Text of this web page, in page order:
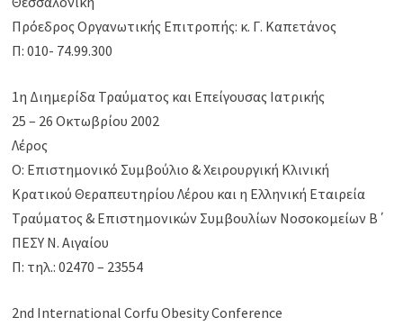
Πρόεδρος Οργανωτικής Επιτροπής: κ. Γ. Καπετάνος
Π: 010- 74.99.300
1η Διημερίδα Τραύματος και Επείγουσας Ιατρικής
25 – 26 Οκτωβρίου 2002
Λέρος
Ο: Επιστημονικό Συμβούλιο & Χειρουργική Κλινική
Κρατικού Θεραπευτηρίου Λέρου και η Ελληνική Εταιρεία
Τραύματος & Επιστημονικών Συμβουλίων Νοσοκομείων Β΄
ΠΕΣΥ Ν. Αιγαίου
Π: τηλ.: 02470 – 23554
2nd International Corfu Obesity Conference